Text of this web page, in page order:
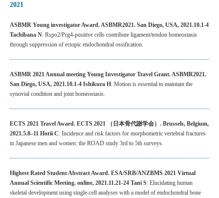
2021
ASBMR Young investigator Award. ASBMR2021. San Diego, USA, 2021.10.1-4
Tachibana N: Rspo2/Prg4-positive cells contribute ligament/tendon homeostasis
through suppression of ectopic endochondral ossification.
ASBMR 2021 Annual meeting Young Investigator Travel Grant. ASBMR2021.
San Diego, USA, 2021.10.1-4 Ishikura H: Motion is essential to maintain the
synovial condition and joint homeostasis.
ECTS 2021 Travel Award. ECTS 2021 （日本骨代謝学会）. Brussels, Belgium,
2021.5.8–11 Horii C: Incidence and risk factors for morphometric vertebral fractures
in Japanese men and women: the ROAD study 3rd to 5th surveys.
Highest Rated Student Abstract Award. ESA/SRB/ANZBMS 2021 Virtual
Annual Scientific Meeting. online, 2021.11.21-24 Tani S: Elucidating human
skeletal development using single-cell analyses with a model of endochondral bone